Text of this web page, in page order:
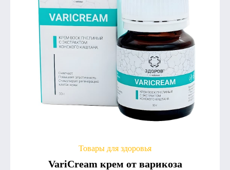
Товары для здоровья
VariCream крем от варикоза